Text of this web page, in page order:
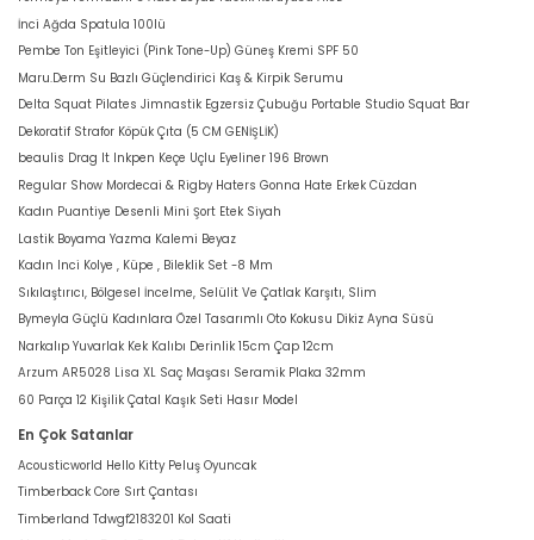
İnci Ağda Spatula 100lü
Pembe Ton Eşitleyici (Pink Tone-Up) Güneş Kremi SPF 50
Maru.Derm Su Bazlı Güçlendirici Kaş & Kirpik Serumu
Delta Squat Pilates Jimnastik Egzersiz Çubuğu Portable Studio Squat Bar
Dekoratif Strafor Köpük Çıta (5 CM GENİŞLİK)
beaulis Drag It Inkpen Keçe Uçlu Eyeliner 196 Brown
Regular Show Mordecai & Rigby Haters Gonna Hate Erkek Cüzdan
Kadın Puantiye Desenli Mini Şort Etek Siyah
Lastik Boyama Yazma Kalemi Beyaz
Kadın Inci Kolye , Küpe , Bileklik Set -8 Mm
Sıkılaştırıcı, Bölgesel İncelme, Selülit Ve Çatlak Karşıtı, Slim
Bymeyla Güçlü Kadınlara Özel Tasarımlı Oto Kokusu Dikiz Ayna Süsü
Narkalıp Yuvarlak Kek Kalıbı Derinlik 15cm Çap 12cm
Arzum AR5028 Lisa XL Saç Maşası Seramik Plaka 32mm
60 Parça 12 Kişilik Çatal Kaşık Seti Hasır Model
En Çok Satanlar
Acousticworld Hello Kitty Peluş Oyuncak
Timberback Core Sırt Çantası
Timberland Tdwgf2183201 Kol Saati